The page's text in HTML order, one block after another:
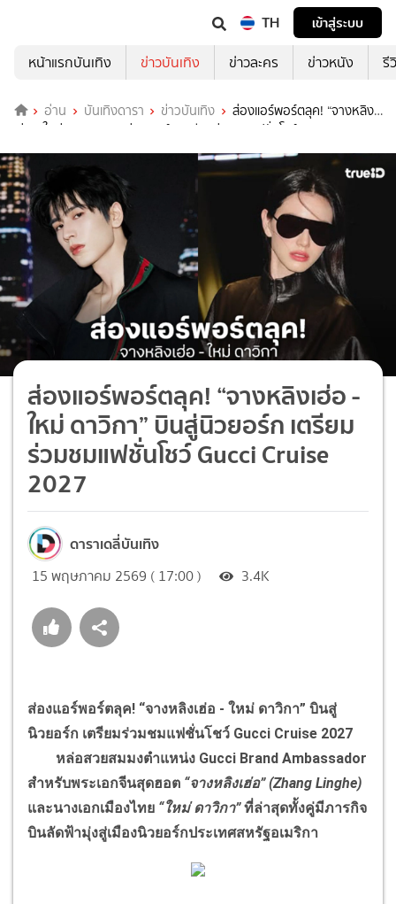
TH
เข้าสู่ระบบ
หน้าแรกบันเทิง
ข่าวบันเทิง ข่าวละคร ข่าวหนัง รี
อ่าน บันเทิงดารา ข่าวบันเทิง
ส่องแอร์พอร์ตลุค! “จางหลิง
เฮ่อ - ใหม่ ดาวิกา” บินสู่นิวยอร์ก เตรียมร่วมชมแฟชั่นโชว์ Gucci Cruise
ส่องแอร์พอร์ตลุค! “จางหลิงเฮ่อ -
ใหม่ ดาวิกา” บินสู่นิวยอร์ก เตรียม
ร่วมชมแฟชั่นโชว์ Gucci Cruise
2027
ดาราเดลี่บันเทิง
15 พฤษภาคม 2569 ( 17:00 ) 3.4K
ส่องแอร์พอร์ตลุค! “จางหลิงเฮ่อ - ใหม่ ดาวิกา” บินสู่
นิวยอร์ก เตรียมร่วมชมแฟชั่นโชว์ Gucci Cruise 2027
หล่อสวยสมมงตำแหน่ง Gucci Brand Ambassador
สำหรับพระเอกจีนสุดฮอต “จางหลิงเฮ่อ” (Zhang Linghe)
และนางเอกเมืองไทย “ใหม่ ดาวิกา”ที่ล่าสุดทั้งคู่มีภารกิจ
บินลัดฟ้ามุ่งสู่เมืองนิวยอร์กประเทศสหรัฐอเมริกา